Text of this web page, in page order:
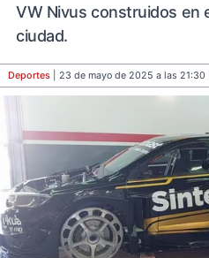
VW Nivus construidos en
ciudad.
Deportes | 23 de mayo de 2025 a las 21:30 |